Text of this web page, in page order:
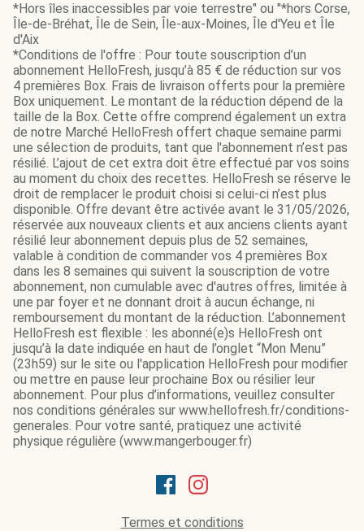
*Hors îles inaccessibles par voie terrestre" ou "*hors Corse,
Île-de-Bréhat, Île de Sein, Île-aux-Moines, Île d'Yeu et Île
d'Aix
*Conditions de l'offre : Pour toute souscription d’un
abonnement HelloFresh, jusqu’à 85 € de réduction sur vos
4 premières Box. Frais de livraison offerts pour la première
Box uniquement. Le montant de la réduction dépend de la
taille de la Box. Cette offre comprend également un extra
de notre Marché HelloFresh offert chaque semaine parmi
une sélection de produits, tant que l'abonnement n’est pas
résilié. L’ajout de cet extra doit être effectué par vos soins
au moment du choix des recettes. HelloFresh se réserve le
droit de remplacer le produit choisi si celui-ci n’est plus
disponible. Offre devant être activée avant le 31/05/2026,
réservée aux nouveaux clients et aux anciens clients ayant
résilié leur abonnement depuis plus de 52 semaines,
valable à condition de commander vos 4 premières Box
dans les 8 semaines qui suivent la souscription de votre
abonnement, non cumulable avec d'autres offres, limitée à
une par foyer et ne donnant droit à aucun échange, ni
remboursement du montant de la réduction. L’abonnement
HelloFresh est flexible : les abonné(e)s HelloFresh ont
jusqu’à la date indiquée en haut de l’onglet “Mon Menu”
(23h59) sur le site ou l'application HelloFresh pour modifier
ou mettre en pause leur prochaine Box ou résilier leur
abonnement. Pour plus d’informations, veuillez consulter
nos conditions générales sur www.hellofresh.fr/conditions-
generales. Pour votre santé, pratiquez une activité
physique régulière (www.mangerbouger.fr)
Termes et conditions